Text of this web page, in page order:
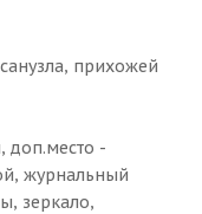
прихожей
доп.место -
журнальный
зеркало,